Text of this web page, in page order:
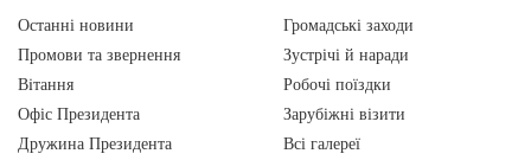
Останні новини
Промови та звернення
Вiтання
Офіс Президента
Дружина Президента
Громадські заходи
Зустрічі й наради
Робочі поїздки
Зарубіжні візити
Всі галереї